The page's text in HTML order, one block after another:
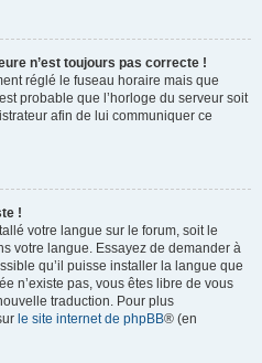
n’est toujours pas correcte !
réglé le fuseau horaire mais que
probable que l’horloge du serveur soit
afin de lui communiquer ce
!
votre langue sur le forum, soit le
votre langue. Essayez de demander à
qu’il puisse installer la langue que
n’existe pas, vous êtes libre de vous
traduction. Pour plus
le site internet de phpBB® (en